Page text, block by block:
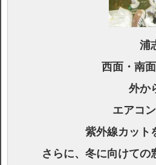
浦
西面・南
外か
エアコ
紫外線カット
さらに、 冬に向けての